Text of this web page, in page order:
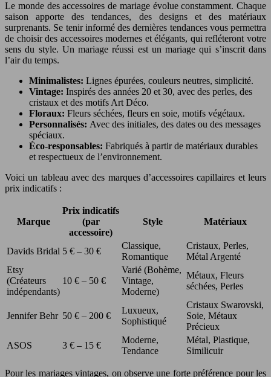
Le monde des accessoires de mariage évolue constamment. Chaque
saison apporte des tendances, des designs et des matériaux
surprenants. Se tenir informé des dernières tendances vous permettra
de choisir des accessoires modernes et élégants, qui refléteront votre
sens du style. Un mariage réussi est un mariage qui s’inscrit dans
l’air du temps.
Minimalistes: Lignes épurées, couleurs neutres, simplicité.
Vintage: Inspirés des années 20 et 30, avec des perles, des
cristaux et des motifs Art Déco.
Floraux: Fleurs séchées, fleurs en soie, motifs végétaux.
Personnalisés: Avec des initiales, des dates ou des messages
spéciaux.
Éco-responsables: Fabriqués à partir de matériaux durables
et respectueux de l’environnement.
Voici un tableau avec des marques d’accessoires capillaires et leurs
prix indicatifs :
Marque
Prix indicatifs
(par
accessoire)
Style Matériaux
Davids Bridal 5 € – 30 €
Classique,
Romantique
Cristaux, Perles,
Métal Argenté
Etsy
(Créateurs
indépendants)
10 € – 50 €
Varié (Bohème,
Vintage,
Moderne)
Métaux, Fleurs
séchées, Perles
Jennifer Behr 50 € – 200 €
Luxueux,
Sophistiqué
Cristaux Swarovski,
Soie, Métaux
Précieux
ASOS
3 € – 15 €
Moderne,
Tendance
Métal, Plastique,
Similicuir
Pour les mariages vintages, on observe une forte préférence pour les